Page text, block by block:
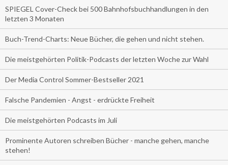
SPIEGEL Cover-Check bei 500 Bahnhofsbuchhandlungen in den
letzten 3 Monaten
Buch-Trend-Charts: Neue Bücher, die gehen und nicht stehen.
Die meistgehörten Politik-Podcasts der letzten Woche zur Wahl
Der Media Control Sommer-Bestseller 2021
Falsche Pandemien - Angst - erdrückte Freiheit
Die meistgehörten Podcasts im Juli
Prominente Autoren schreiben Bücher - manche gehen, manche
stehen!